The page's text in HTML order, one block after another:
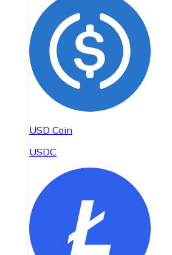
USD Coin
USDC